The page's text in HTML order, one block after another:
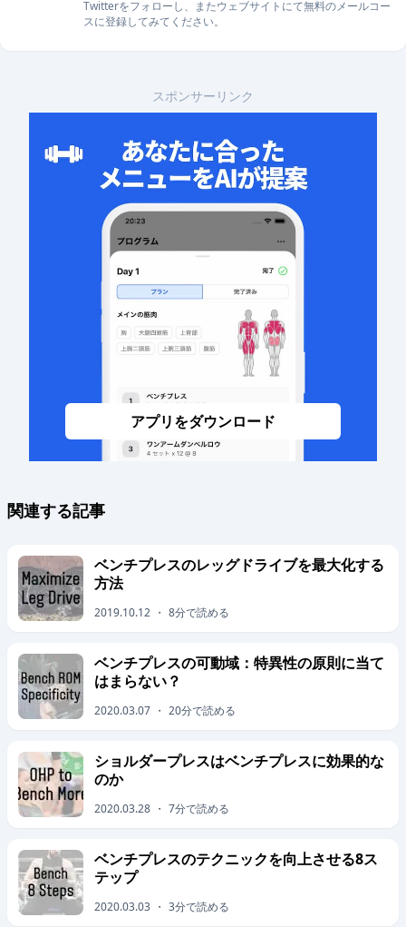
Twitterをフォローし、またウェブサイト にて無料のメールコー
スに登録してみてください。
スポンサーリンク
アプリをダウンロード
関連する記事
ベンチプレスのレッグドライブを最大化する
方法
2019.10.12 ・ 8分で読める
ベンチプレスの可動域：特異性の原則に当て
はまらない？
2020.03.07 ・ 20分で読める
ショルダープレスはベンチプレスに効果的な
のか
2020.03.28 ・ 7分で読める
ベンチプレスのテクニックを向上させる8ス
テップ
2020.03.03 ・ 3分で読める